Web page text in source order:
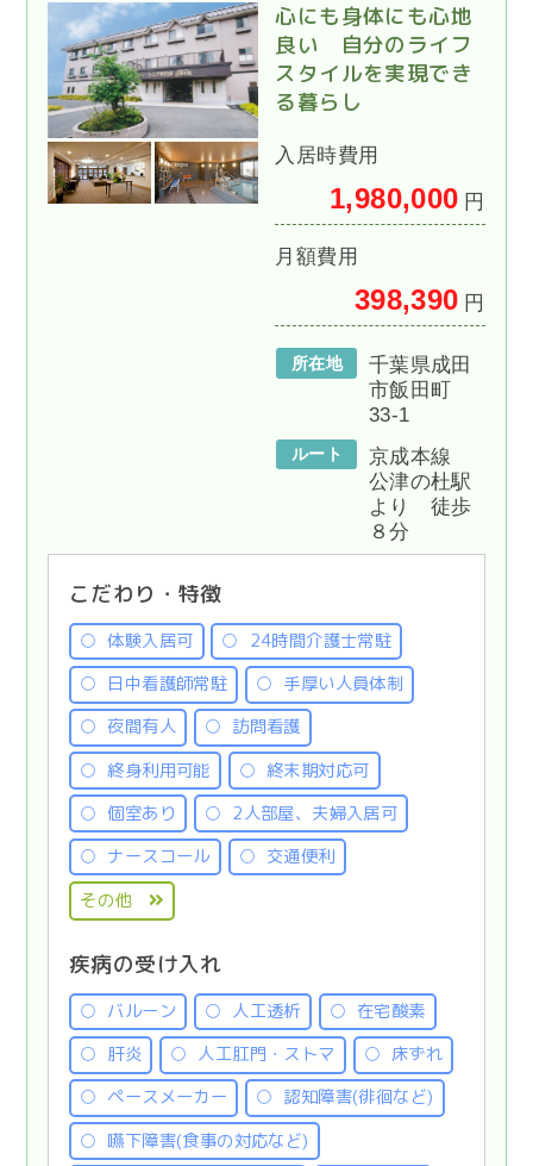
心にも身体にも心地
良い 自分のライフ
スタイルを実現でき
る暮らし
入居時費用
1,980,000 円
月額費用
398,390 円
所在地
千葉県成田
市飯田町
33-1
ルート
京成本線
公津の杜駅
より 徒歩
８分
こだわり・特徴
体験入居可
24時間介護士常駐
日中看護師常駐
手厚い人員体制
夜間有人
訪問看護
終身利用可能
終末期対応可
個室あり
2人部屋、夫婦入居可
ナースコール
交通便利
その他
疾病の受け入れ
バルーン 人工透析
在宅酸素
肝炎
人工肛門・ストマ
床ずれ
ペースメーカー
認知障害(徘徊など)
嚥下障害(食事の対応など)